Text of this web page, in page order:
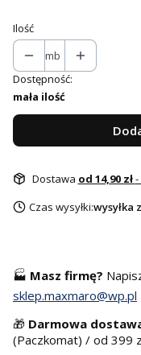
Ilość
mb
Dostępność:
mała ilość
Dostawa od 14,90 zł-
Czas wysyłki:wysyłka
🏭 Masz firmę?
sklep.maxmaro@wp.pl
🎁 Darmowa
(Paczkomat) / od 399